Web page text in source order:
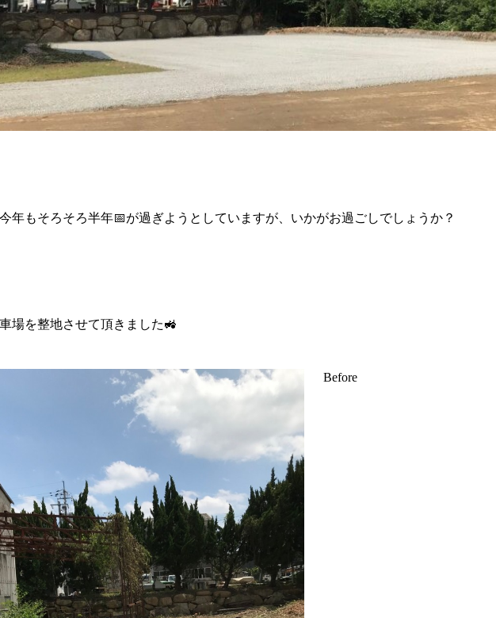
年もそろそろ半年📅が過ぎようとしていますが、いかがお過ごしでしょうか？
場を整地させて頂きました🚜
Before